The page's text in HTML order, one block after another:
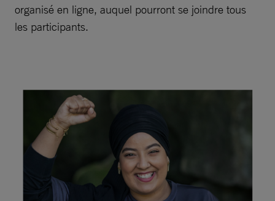
organisé en ligne, auquel pourront se joindre tous
les participants.